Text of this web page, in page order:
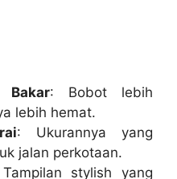
Bakar: Bobot lebih
lebih hemat.
: Ukurannya yang
jalan perkotaan.
stylish yang